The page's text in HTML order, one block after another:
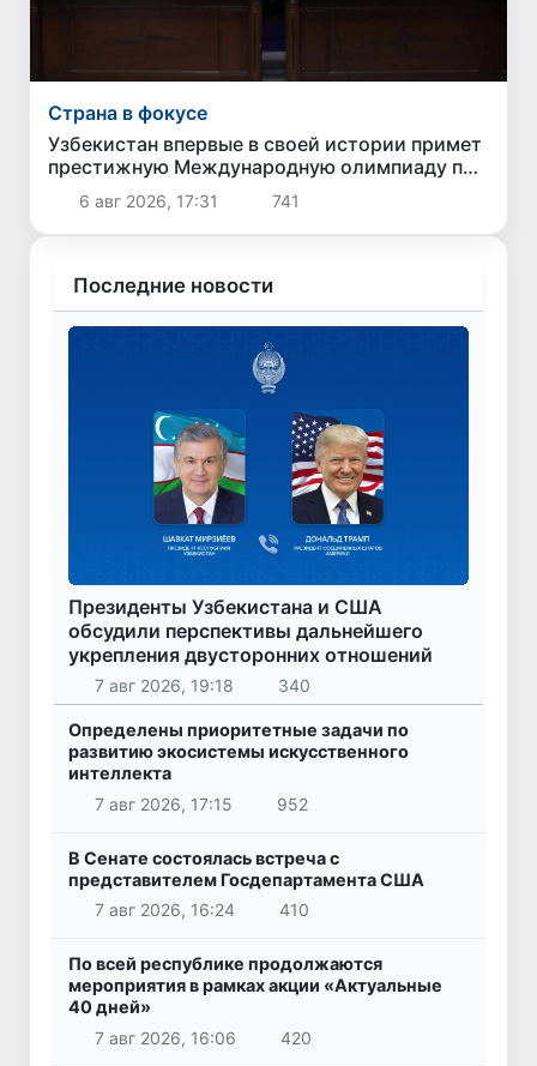
Страна в фокусе
Узбекистан впервые в своей истории примет
престижную Международную олимпиаду по
информатике IOI 2026
6 авг 2026, 17:31 741
Последние новости
Президенты Узбекистана и США
обсудили перспективы дальнейшего
укрепления двусторонних отношений
7 авг 2026, 19:18 340
Определены приоритетные задачи по
развитию экосистемы искусственного
интеллекта
7 авг 2026, 17:15
952
В Сенате состоялась встреча с
представителем Госдепартамента США
7 авг 2026, 16:24
410
По всей республике продолжаются
мероприятия в рамках акции «Актуальные
40 дней»
7 авг 2026, 16:06
420